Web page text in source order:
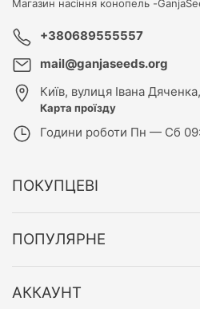
Магазин насіння конопель -
+380689555557
mail@ganjaseeds.org
Київ, вулиця Івана
Карта проїзду
Години роботи Пн — Сб
ПОКУПЦЕВІ
ПОПУЛЯРНЕ
АККАУНТ